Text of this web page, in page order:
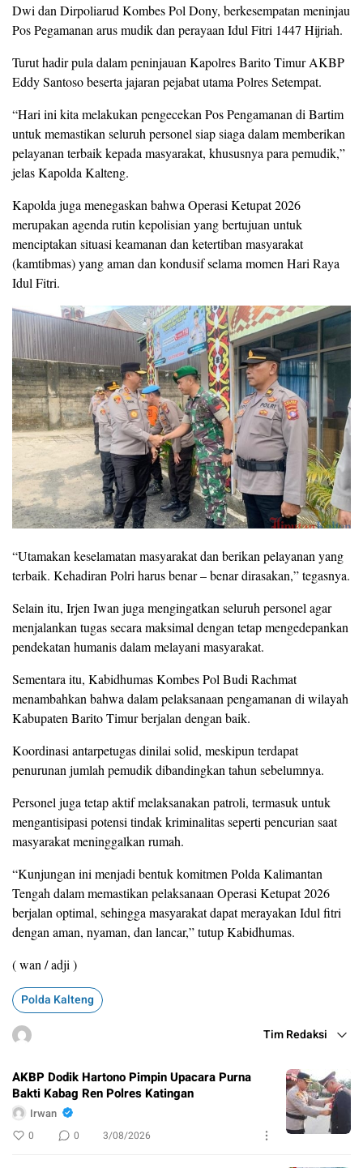
Dwi dan Dirpoliarud Kombes Pol Dony, berkesempatan meninjau
Pos Pegamanan arus mudik dan perayaan Idul Fitri 1447 Hijriah.
Turut hadir pula dalam peninjauan Kapolres Barito Timur AKBP
Eddy Santoso beserta jajaran pejabat utama Polres Setempat.
“Hari ini kita melakukan pengecekan Pos Pengamanan di Bartim
untuk memastikan seluruh personel siap siaga dalam memberikan
pelayanan terbaik kepada masyarakat, khususnya para pemudik,”
jelas Kapolda Kalteng.
Kapolda juga menegaskan bahwa Operasi Ketupat 2026
merupakan agenda rutin kepolisian yang bertujuan untuk
menciptakan situasi keamanan dan ketertiban masyarakat
(kamtibmas) yang aman dan kondusif selama momen Hari Raya
Idul Fitri.
“Utamakan keselamatan masyarakat dan berikan pelayanan yang
terbaik. Kehadiran Polri harus benar – benar dirasakan,” tegasnya.
Selain itu, Irjen Iwan juga mengingatkan seluruh personel agar
menjalankan tugas secara maksimal dengan tetap mengedepankan
pendekatan humanis dalam melayani masyarakat.
Sementara itu, Kabidhumas Kombes Pol Budi Rachmat
menambahkan bahwa dalam pelaksanaan pengamanan di wilayah
Kabupaten Barito Timur berjalan dengan baik.
Koordinasi antarpetugas dinilai solid, meskipun terdapat
penurunan jumlah pemudik dibandingkan tahun sebelumnya.
Personel juga tetap aktif melaksanakan patroli, termasuk untuk
mengantisipasi potensi tindak kriminalitas seperti pencurian saat
masyarakat meninggalkan rumah.
“Kunjungan ini menjadi bentuk komitmen Polda Kalimantan
Tengah dalam memastikan pelaksanaan Operasi Ketupat 2026
berjalan optimal, sehingga masyarakat dapat merayakan Idul fitri
dengan aman, nyaman, dan lancar,” tutup Kabidhumas.
( wan / adji )
Polda Kalteng
Tim Redaksi
AKBP Dodik Hartono Pimpin Upacara Purna
Bakti Kabag Ren Polres Katingan
Irwan
0 0 3/08/2026